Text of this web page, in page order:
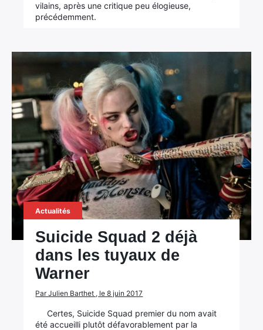
vilains, après une critique peu élogieuse,
précédemment.
Actualités
Suicide Squad 2 déjà
dans les tuyaux de
Warner
Par Julien Barthet , le 8 juin 2017
Certes, Suicide Squad premier du nom avait
été accueilli plutôt défavorablement par la
×
Rechercher
: